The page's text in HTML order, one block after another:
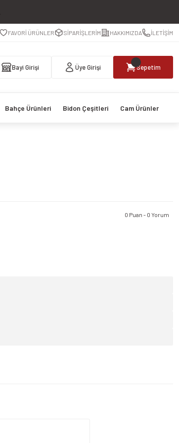
FAVORİ ÜRÜNLER SİPARİŞLERİM HAKKIMIZDA İLETİŞİM
Bayi Girişi Üye Girişi Sepetim
Bahçe Ürünleri Bidon Çeşitleri Cam Ürünler
0 Puan - 0 Yorum